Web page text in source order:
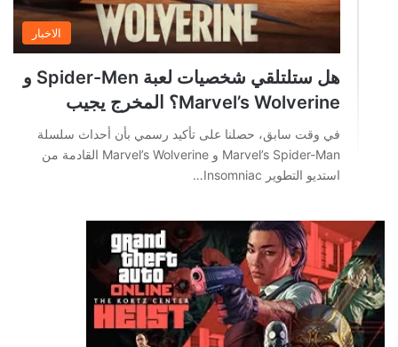
الاخبار
هل ستلتلقي شخصيات لعبة Spider-Men و
Marvel’s Wolverine؟ المخرج يجيب
في وقت سابق، حصلنا على تأكيد رسمي بأن أحداث سلسلة
Marvel’s Spider-Man و Marvel’s Wolverine القادمة من
استديو التطوير Insomniac…